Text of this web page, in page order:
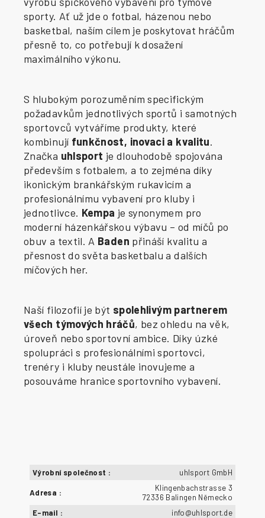
sporty. Ať už jde o fotbal, házenou nebo
basketbal, naším cílem je poskytovat hráčům
přesně to, co potřebují k dosažení
maximálního výkonu.
S hlubokým porozuměním specifickým
požadavkům jednotlivých sportů i samotných
sportovců vytváříme produkty, které
kombinují funkčnost, inovaci a kvalitu.
Značka uhlsport je dlouhodobě spojována
především s fotbalem, a to zejména díky
ikonickým brankářským rukavicím a
profesionálnímu vybavení pro kluby i
jednotlivce. Kempa je synonymem pro
moderní házenkářskou výbavu – od míčů po
obuv a textil. A Baden přináší kvalitu a
přesnost do světa basketbalu a dalších
míčových her.
Naší filozofií je být spolehlivým partnerem
všech týmových hráčů, bez ohledu na věk,
úroveň nebo sportovní ambice. Díky úzké
spolupráci s profesionálními sportovci,
trenéry i kluby neustále inovujeme a
posouváme hranice sportovního vybavení.
Výrobní společnost : uhlsport GmbH
Adresa :
Klingenbachstrasse 3
72336 Balingen Německo
E-mail : info@uhlsport.de